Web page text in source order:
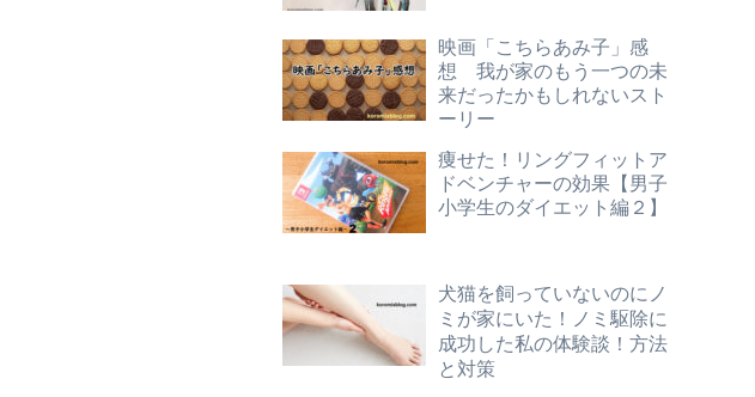
映画「こちらあみ子」感
想 我が家のもう一つの未
来だったかもしれないスト
ーリー
痩せた！リングフィットア
ドベンチャーの効果【男子
小学生のダイエット編２】
犬猫を飼っていないのにノ
ミが家にいた！ノミ駆除に
成功した私の体験談！方法
と対策